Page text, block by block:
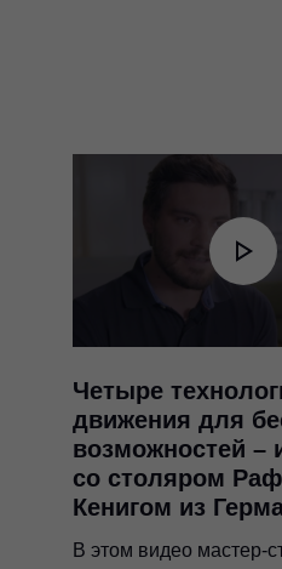
Четыре
движения для
возможностей –
со столяром
Кенигом из
В этом видео мастер-